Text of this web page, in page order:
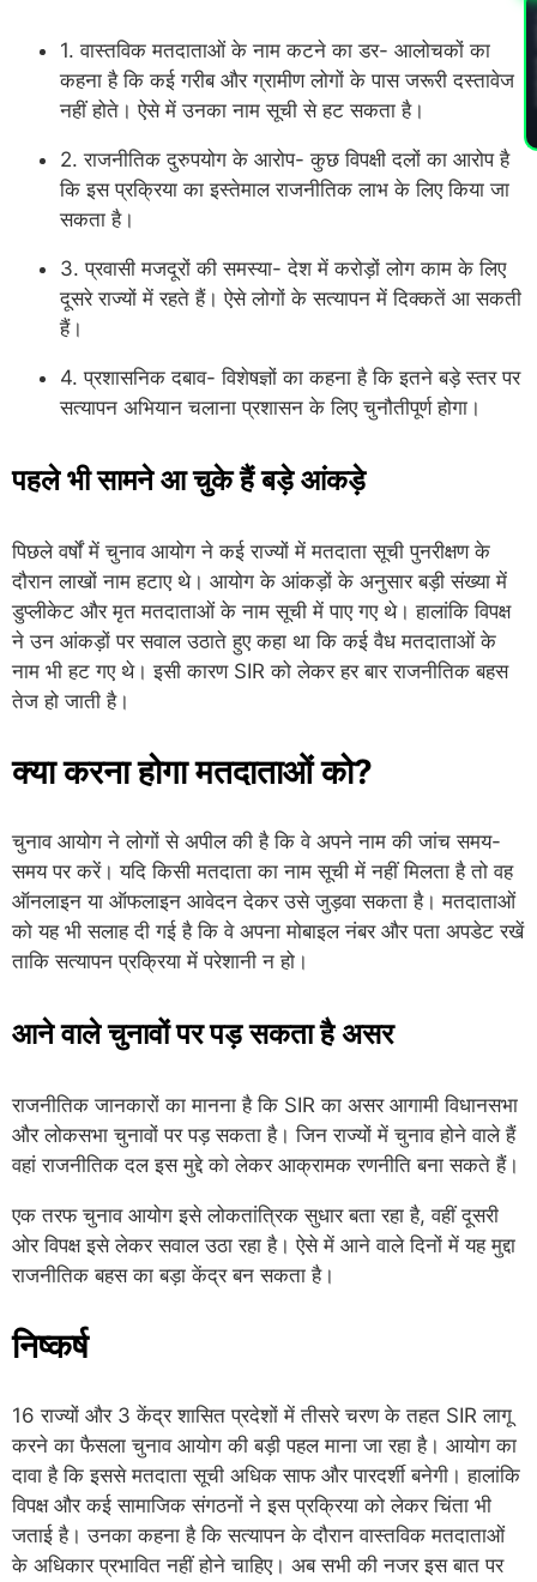
1. वास्तविक मतदाताओं के नाम कटने का डर- आलोचकों का
कहना है कि कई गरीब और ग्रामीण लोगों के पास जरूरी दस्तावेज
नहीं होते। ऐसे में उनका नाम सूची से हट सकता है।
2. राजनीतिक दुरुपयोग के आरोप- कुछ विपक्षी दलों का आरोप है
कि इस प्रक्रिया का इस्तेमाल राजनीतिक लाभ के लिए किया जा
सकता है।
3. प्रवासी मजदूरों की समस्या- देश में करोड़ों लोग काम के लिए
दूसरे राज्यों में रहते हैं। ऐसे लोगों के सत्यापन में दिक्कतें आ सकती
हैं।
4. प्रशासनिक दबाव- विशेषज्ञों का कहना है कि इतने बड़े स्तर पर
सत्यापन अभियान चलाना प्रशासन के लिए चुनौतीपूर्ण होगा।
पहले भी सामने आ चुके हैं बड़े आंकड़े
पिछले वर्षों में चुनाव आयोग ने कई राज्यों में मतदाता सूची पुनरीक्षण के
दौरान लाखों नाम हटाए थे। आयोग के आंकड़ों के अनुसार बड़ी संख्या में
डुप्लीकेट और मृत मतदाताओं के नाम सूची में पाए गए थे। हालांकि विपक्ष
ने उन आंकड़ों पर सवाल उठाते हुए कहा था कि कई वैध मतदाताओं के
नाम भी हट गए थे। इसी कारण SIR को लेकर हर बार राजनीतिक बहस
तेज हो जाती है।
क्या करना होगा मतदाताओं को?
चुनाव आयोग ने लोगों से अपील की है कि वे अपने नाम की जांच समय-
समय पर करें। यदि किसी मतदाता का नाम सूची में नहीं मिलता है तो वह
ऑनलाइन या ऑफलाइन आवेदन देकर उसे जुड़वा सकता है। मतदाताओं
को यह भी सलाह दी गई है कि वे अपना मोबाइल नंबर और पता अपडेट रखें
ताकि सत्यापन प्रक्रिया में परेशानी न हो।
आने वाले चुनावों पर पड़ सकता है असर
राजनीतिक जानकारों का मानना है कि SIR का असर आगामी विधानसभा
और लोकसभा चुनावों पर पड़ सकता है। जिन राज्यों में चुनाव होने वाले हैं
वहां राजनीतिक दल इस मुद्दे को लेकर आक्रामक रणनीति बना सकते हैं।
एक तरफ चुनाव आयोग इसे लोकतांत्रिक सुधार बता रहा है, वहीं दूसरी
ओर विपक्ष इसे लेकर सवाल उठा रहा है। ऐसे में आने वाले दिनों में यह मुद्दा
राजनीतिक बहस का बड़ा केंद्र बन सकता है।
निष्कर्ष
16 राज्यों और 3 केंद्र शासित प्रदेशों में तीसरे चरण के तहत SIR लागू
करने का फैसला चुनाव आयोग की बड़ी पहल माना जा रहा है। आयोग का
दावा है कि इससे मतदाता सूची अधिक साफ और पारदर्शी बनेगी। हालांकि
विपक्ष और कई सामाजिक संगठनों ने इस प्रक्रिया को लेकर चिंता भी
जताई है। उनका कहना है कि सत्यापन के दौरान वास्तविक मतदाताओं
के अधिकार प्रभावित नहीं होने चाहिए। अब सभी की नजर इस बात पर